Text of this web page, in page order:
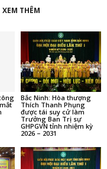
XEM THÊM
Bắc Ninh: Hòa thượng
Thích Thanh Phụng
được tái suy cử làm
Trưởng Ban Trị sự
GHPGVN tỉnh nhiệm kỳ
2026 – 2031